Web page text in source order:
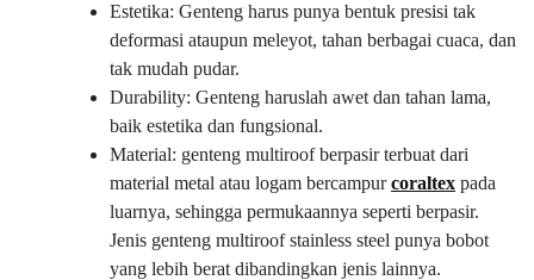
Estetika: Genteng harus punya bentuk presisi tak
deformasi ataupun meleyot, tahan berbagai cuaca, dan
tak mudah pudar.
Durability: Genteng haruslah awet dan tahan lama,
baik estetika dan fungsional.
Material: genteng multiroof berpasir terbuat dari
material metal atau logam bercampurcoraltex pada
luarnya, sehingga permukaannya seperti berpasir.
Jenis genteng multiroof stainless steel punya bobot
yang lebih berat dibandingkan jenis lainnya.